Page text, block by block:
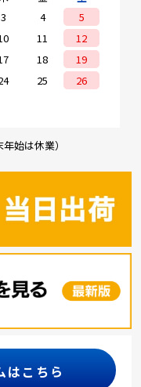
3 4
5
11
12
18
19
25
26
始は休業）
はこちら